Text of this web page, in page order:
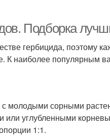
Подборка
гербицида, поэтому
К наиболее популярным
с молодыми сорными
или углубленными
1:1.